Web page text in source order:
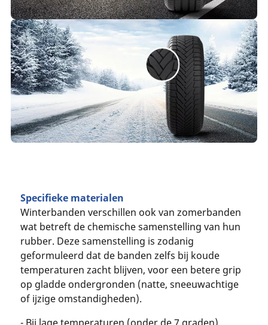
Specifieke materialen
Winterbanden verschillen ook van zomerbanden
wat betreft de chemische samenstelling van hun
rubber. Deze samenstelling is zodanig
geformuleerd dat de banden zelfs bij koude
temperaturen zacht blijven, voor een betere grip
op gladde ondergronden (natte, sneeuwachtige
of ijzige omstandigheden).